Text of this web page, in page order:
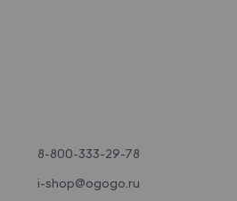
8-800-333-29-78
i-shop@ogogo.ru